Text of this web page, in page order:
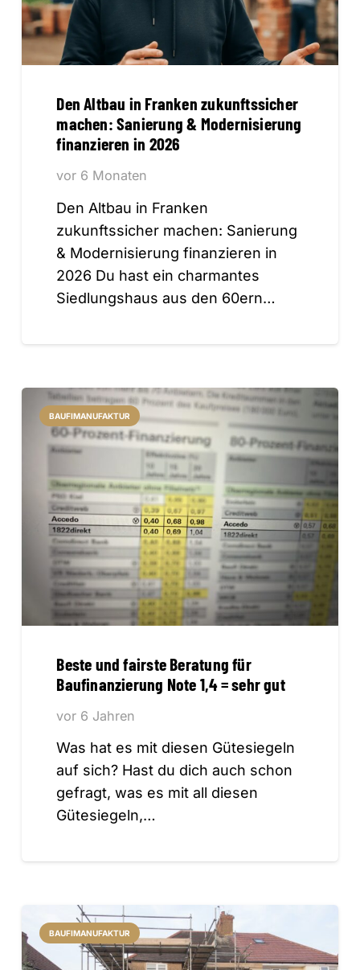
Den Altbau in Franken zukunftssicher
machen: Sanierung & Modernisierung
finanzieren in 2026
vor 6 Monaten
Den Altbau in Franken
zukunftssicher machen: Sanierung
& Modernisierung finanzieren in
2026 Du hast ein charmantes
Siedlungshaus aus den 60ern…
BAUFIMANUFAKTUR
Beste und fairste Beratung für
Baufinanzierung Note 1,4 = sehr gut
vor 6 Jahren
Was hat es mit diesen Gütesiegeln
auf sich? Hast du dich auch schon
gefragt, was es mit all diesen
Gütesiegeln,…
BAUFIMANUFAKTUR